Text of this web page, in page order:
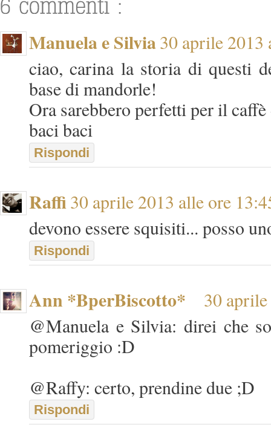
Manuela e Silvia30 aprile 2013
ciao, carina la storia di questi
base di mandorle!
Ora sarebbero perfetti per il
baci baci
Rispondi
Raffi30 aprile 2013 alle ore
devono essere squisiti... posso
Rispondi
Ann *BperBiscotto*
30
@Manuela e Silvia: direi che
pomeriggio :D
@Raffy: certo, prendine due ;D
Rispondi